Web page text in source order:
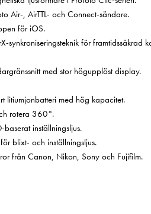
Air-, AirTTL- och Connect-sändare.
för iOS.
synkroniseringsteknik för framtidssäkrad
med stor högupplöst display.
litiumjonbatteri med hög kapacitet.
rotera 360°.
baserat inställningsljus.
blixt- och inställningsljus.
från Canon, Nikon, Sony och Fujifilm.